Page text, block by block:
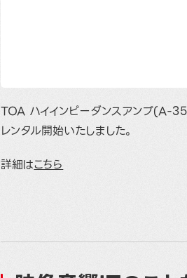
TOA ハイインピーダンスアンプ(A-
レンタル開始いたしました。
詳細はこちら